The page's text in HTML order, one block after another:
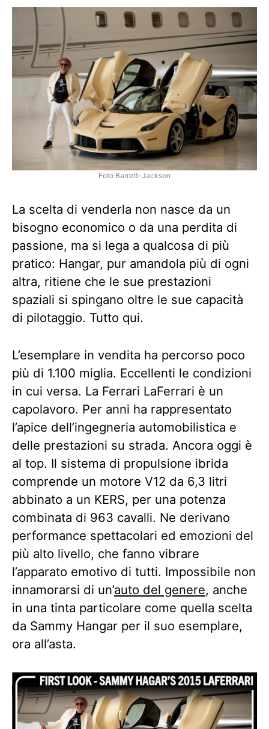
Foto Barrett-Jackson
La scelta di venderla non nasce da un
bisogno economico o da una perdita di
passione, ma si lega a qualcosa di più
pratico: Hangar, pur amandola più di ogni
altra, ritiene che le sue prestazioni
spaziali si spingano oltre le sue capacità
di pilotaggio. Tutto qui.
L’esemplare in vendita ha percorso poco
più di 1.100 miglia. Eccellenti le condizioni
in cui versa. La Ferrari LaFerrari è un
capolavoro. Per anni ha rappresentato
l’apice dell’ingegneria automobilistica e
delle prestazioni su strada. Ancora oggi è
al top. Il sistema di propulsione ibrida
comprende un motore V12 da 6,3 litri
abbinato a un KERS, per una potenza
combinata di 963 cavalli. Ne derivano
performance spettacolari ed emozioni del
più alto livello, che fanno vibrare
l’apparato emotivo di tutti. Impossibile non
innamorarsi di un’auto del genere, anche
in una tinta particolare come quella scelta
da Sammy Hangar per il suo esemplare,
ora all’asta.